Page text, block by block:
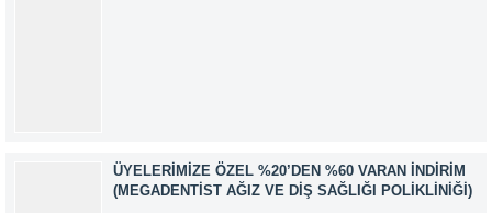
ÜYELERIMIZE ÖZEL %20’DEN %60 VARAN İNDIRIM
(MEGADENTIST AĞIZ VE DIŞ SAĞLIĞI POLIKLINIĞI)